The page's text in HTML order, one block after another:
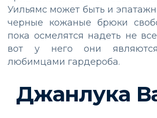
Уильямс может быть и
черные кожаные брюки
пока осмелятся надеть не
вот у него они
любимцами гардероба.
Джанлука